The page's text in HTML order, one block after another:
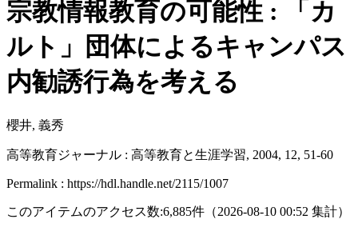
宗教情報教育の可能性 : 「カ
ルト」団体によるキャンパス
内勧誘行為を考える
櫻井, 義秀
高等教育ジャーナル : 高等教育と生涯学習, 2004, 12, 51-60
Permalink : https://hdl.handle.net/2115/1007
このアイテムのアクセス数:6,885件 （2026-08-10 00:52 集計）